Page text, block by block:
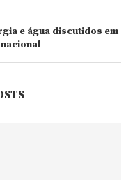
e água discutidos em